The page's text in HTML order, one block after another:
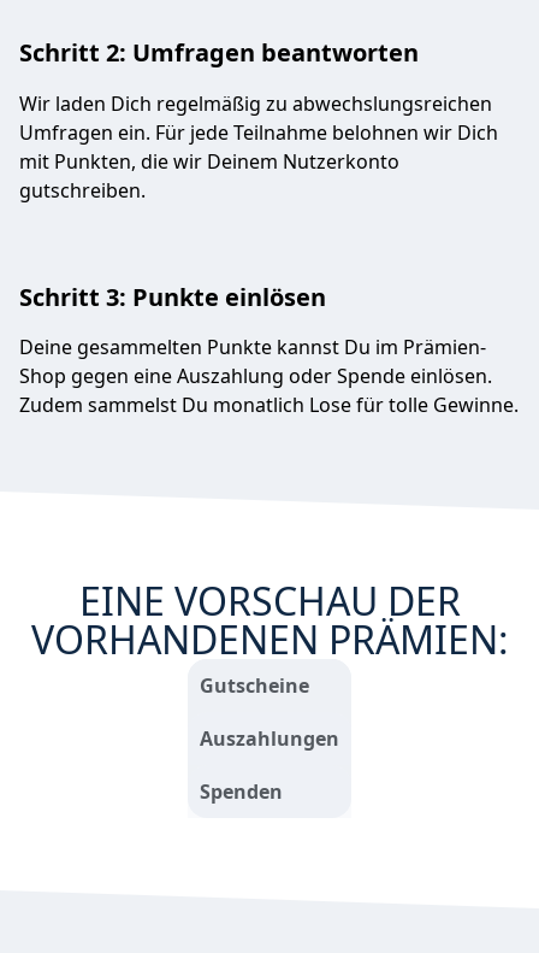
Schritt 2: Umfragen beantworten
Wir laden Dich regelmäßig zu abwechslungsreichen
Umfragen ein. Für jede Teilnahme belohnen wir Dich
mit Punkten, die wir Deinem Nutzerkonto
gutschreiben.
Schritt 3: Punkte einlösen
Deine gesammelten Punkte kannst Du im Prämien-
Shop gegen eine Auszahlung oder Spende einlösen.
Zudem sammelst Du monatlich Lose für tolle Gewinne.
EINE VORSCHAU DER
VORHANDENEN PRÄMIEN:
Gutscheine
Auszahlungen
Spenden